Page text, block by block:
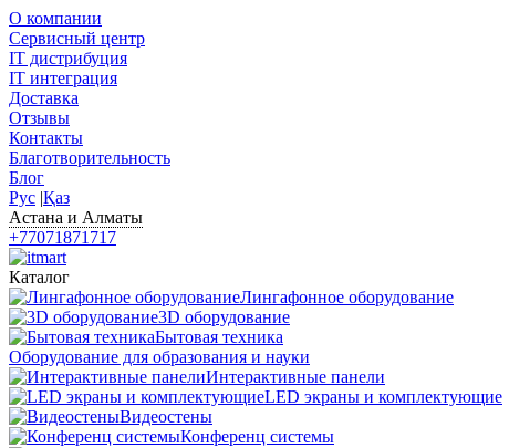
О компании
Сервисный центр
IT дистрибуция
IT интеграция
Доставка
Отзывы
Контакты
Благотворительность
Блог
Рус |Қаз
Астана и Алматы
+77071871717
Каталог
Лингафонное оборудование
3D оборудование
Бытовая техника
Оборудование для образования и науки
Интерактивные панели
LED экраны и комплектующие
Видеостены
Конференц системы